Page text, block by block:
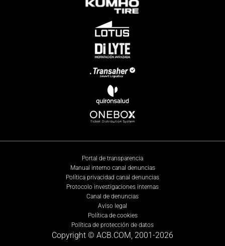
Portal de transparencia
Manual interno canal denuncias
Política privacidad canal denuncias
Protocolo investigaciones internas
Canal de denuncias
Aviso legal
Política de cookies
Política de protección de datos
Copyright © ACB.COM, 2001-2026